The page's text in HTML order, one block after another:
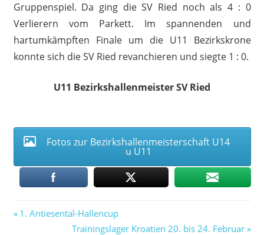
Gruppenspiel. Da ging die SV Ried noch als 4 : 0
Verlierern vom Parkett. Im spannenden und
hartumkämpften Finale um die U11 Bezirkskrone
konnte sich die SV Ried revanchieren und siegte 1 : 0.
U11 Bezirkshallenmeister SV Ried
Fotos zur Bezirkshallenmeisterschaft U14
u U11
Beitragsnavigation
Vorheriger
1. Antiesental-Hallencup
Nächster
Trainingslager Kroatien 20. bis 24. Februar